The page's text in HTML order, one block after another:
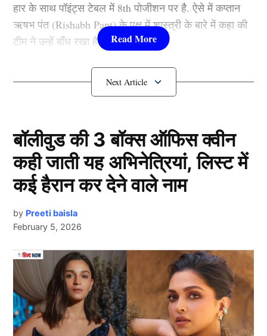
हार के साथ पॉइंट्स टेबल में 8th पोजीशन पर है. ऐसे में कप्तान
ऋषभ पंत (Rishabh Pant) के पक्ष में शास्त्री के बारे में कहा की
टीम ने उन्हें बाँध रखा है.
पन्त के लिए कही ये बड़ी बात
रवि शास्त्री (Ravi Shastri) ने कहा,
“दिल्ली कैपिटल्स को पता
है कि ऋषभ पंत (Rishabh pant) से कैसे सर्वश्रेष्ठ प्रदर्शन
करवाना है. उन पर कुछ जिम्मेदारी है और उसे अपना स्वाभाविक
खेल खेलने देना चाहिए.
Next Article
बॉलीवुड की 3 बॉक्स ऑफिस क्वीन
कही जाती यह अभिनेत्रियां, लिस्ट में
कई हैरान कर देने वाले नाम
by Preeti baisla
February 5, 2026